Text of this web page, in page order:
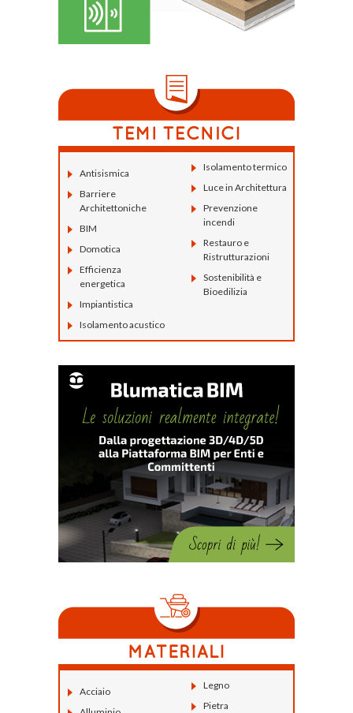
Antisismica
Barriere
Architettoniche
BIM
Domotica
Efficienza
energetica
Impiantistica
Isolamento acustico
Isolamento termico
Luce in Architettura
Prevenzione
incendi
Restauro e
Ristrutturazioni
Sostenibilità e
Bioedilizia
Acciaio
Legno
Pietra